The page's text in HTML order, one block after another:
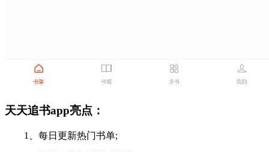
天天追书app亮点：
1、每日更新热门书单;